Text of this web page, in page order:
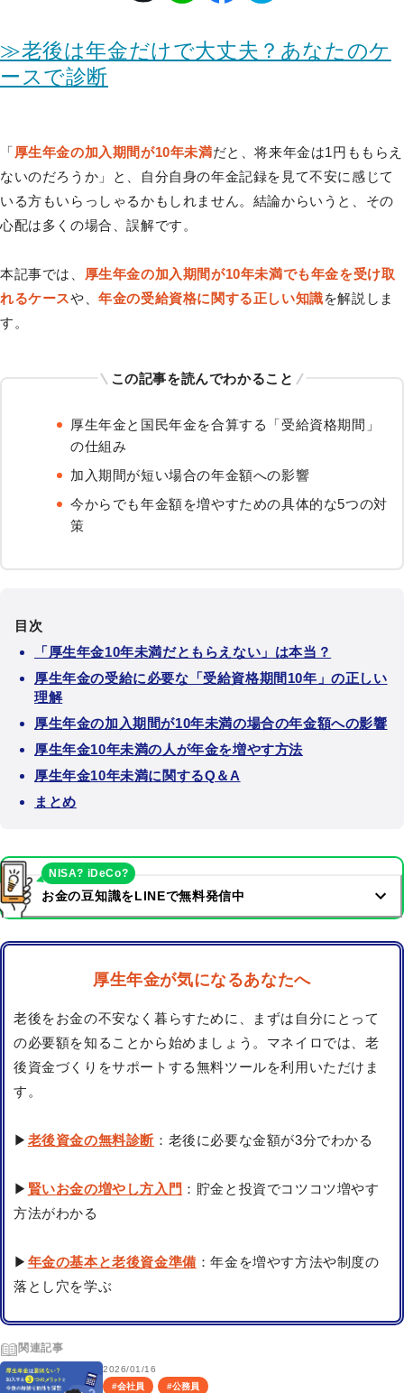
≫老後は年金だけで大丈夫？あなたのケ
ースで診断
「厚生年金の加入期間が10年未満だと、将来年金は1円ももらえ
ないのだろうか」と、自分自身の年金記録を見て不安に感じて
いる方もいらっしゃるかもしれません。結論からいうと、その
心配は多くの場合、誤解です。
本記事では、 厚生年金の加入期間が10年未満でも年金を受け取
れるケースや、年金の受給資格に関する正しい知識を解説しま
す。
この記事を読んでわかること
厚生年金と国民年金を合算する「受給資格期間」
の仕組み
加入期間が短い場合の年金額への影響
今からでも年金額を増やすための具体的な5つの対
策
目次
「厚生年金10年未満だともらえない」は本当？
厚生年金の受給に必要な「受給資格期間10年」の正しい
理解
厚生年金の加入期間が10年未満の場合の年金額への影響
厚生年金10年未満の人が年金を増やす方法
厚生年金10年未満に関するQ＆A
まとめ
お金の豆知識をLINEで無料発信中
NISA? iDeCo?
厚生年金が気になるあなたへ
老後をお金の不安なく暮らすために、まずは自分にとって
の必要額を知ることから始めましょう。マネイロでは、老
後資金づくりをサポートする無料ツールを利用いただけま
す。
▶ 老後資金の無料診断 ：老後に必要な金額が3分でわかる
▶ 賢いお金の増やし方入門 ：貯金と投資でコツコツ増やす
方法がわかる
▶ 年金の基本と老後資金準備 ：年金を増やす方法や制度の
落とし穴を学ぶ
関連記事
2026/01/16
#会社員 #公務員